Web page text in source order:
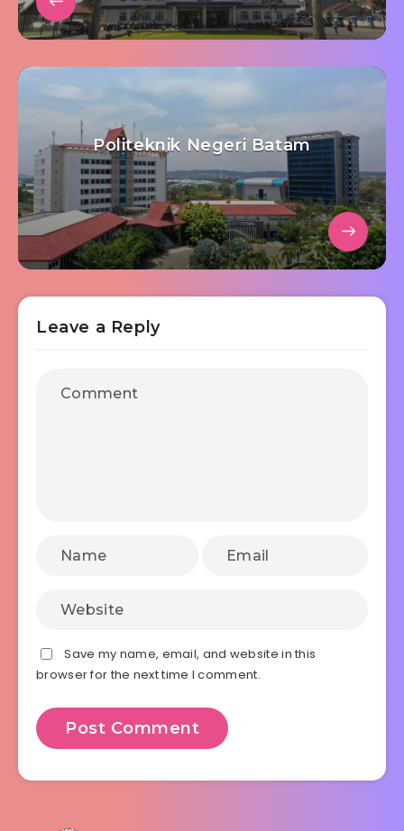
Politeknik Negeri Batam
Leave a Reply
Save my name, email, and website in this
browser for the next time I comment.